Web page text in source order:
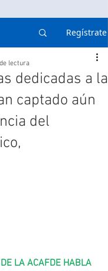
Regístrate
dedicadas a la
captado aún
del
lectura
LA ACAFDE HABLA